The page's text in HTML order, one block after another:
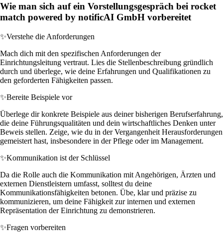
Wie man sich auf ein Vorstellungsgespräch bei rocket
match powered by notificAI GmbH vorbereitet
✨Verstehe die Anforderungen
Mach dich mit den spezifischen Anforderungen der
Einrichtungsleitung vertraut. Lies die Stellenbeschreibung gründlich
durch und überlege, wie deine Erfahrungen und Qualifikationen zu
den geforderten Fähigkeiten passen.
✨Bereite Beispiele vor
Überlege dir konkrete Beispiele aus deiner bisherigen Berufserfahrung,
die deine Führungsqualitäten und dein wirtschaftliches Denken unter
Beweis stellen. Zeige, wie du in der Vergangenheit Herausforderungen
gemeistert hast, insbesondere in der Pflege oder im Management.
✨Kommunikation ist der Schlüssel
Da die Rolle auch die Kommunikation mit Angehörigen, Ärzten und
externen Dienstleistern umfasst, solltest du deine
Kommunikationsfähigkeiten betonen. Übe, klar und präzise zu
kommunizieren, um deine Fähigkeit zur internen und externen
Repräsentation der Einrichtung zu demonstrieren.
✨Fragen vorbereiten